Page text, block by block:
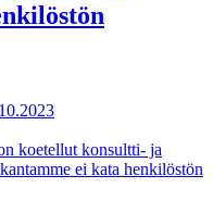
koetellut konsultti- ja
ei kata henkilöstön